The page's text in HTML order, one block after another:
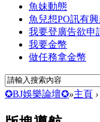
魚妹動態
魚兒想PO訊有
我要登廣告欲申
我要金幣
做任務拿金幣
✪BJ娛樂論壇✪»主頁 ›